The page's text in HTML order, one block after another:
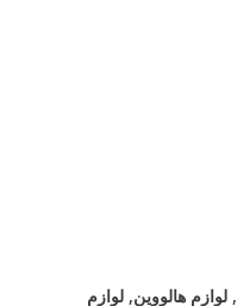
, لوازم هالووین, لوازم